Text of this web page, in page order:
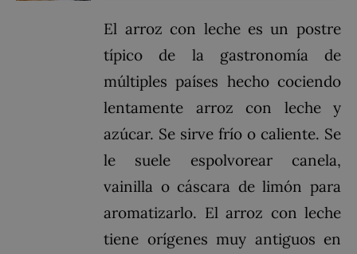
El arroz con leche es un postre
típico de la gastronomía de
múltiples países hecho cociendo
lentamente arroz con leche y
azúcar. Se sirve frío o caliente. Se
le suele espolvorear canela,
vainilla o cáscara de limón para
aromatizarlo. El arroz con leche
tiene orígenes muy antiguos en